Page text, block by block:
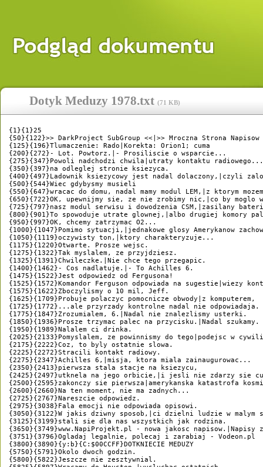
Dotyk Meduzy 1978.txt (71 KB)
{1}{1}25
{50}{122}>> DarkProject SubGroup <<|>> Mroczna Strona Napisow
{125}{196}Tlumaczenie: Rado|Korekta: Orion1; cuma
{200}{272}- Lot. Powtorz.|- Prosiliscie o wsparcie...
{275}{347}Powoli nadchodzi chwila|utraty kontaktu radiowego...
{350}{397}na odleglej stronie ksiezyca.
{400}{497}Ladownik ksiezycowy jest nadal dolaczony,|czyli
{500}{544}Wiec gdybysmy musieli
{550}{647}wracac do domu, nadal mamy modul LEM,|z ktorym
{650}{722}OK, upewnijmy sie, ze nie zrobimy nic,|co by moglo
{725}{797}nasz modul serwisu i dowodzenia CSM,|zasilany
{800}{901}To spowoduje utrate glownej,|albo drugiej komory
{950}{997}OK, chcemy zatrzymac O2...
{1000}{1047}Pomimo sytuacji,|jednakowe glosy Amerykanow
{1050}{1119}oczywisty ton,|ktory charakteryzuje...
{1175}{1220}Otwarte. Prosze wejsc.
{1275}{1322}Tak myslalem, ze przyjdziesz.
{1325}{1391}Chwileczke.|Nie chce tego przegapic.
{1400}{1462}- Cos nadlatuje.|- To Achilles 6.
{1475}{1522}Jest odpowiedz od Fergusona!
{1525}{1572}Komandor Ferguson odpowiada na sugestie|wiezy
{1575}{1622}Zboczylismy o 10 mil, Jeff.
{1625}{1709}Probuje polaczyc pomocnicze obwody|z komputerem,
{1725}{1772}...ale przyrzady kontrolne nadal nie odpowiadaja.
{1775}{1847}Zrozumialem, 6.|Nadal nie znalezlismy usterki.
{1850}{1936}Prosze trzymac palec na przycisku.|Nadal szukamy.
{1950}{1989}Nalalem ci drinka.
{2025}{2133}Pomyslalem, ze powinnismy do tego|podejsc w
{2175}{2222}Coz, to byly ostatnie slowa.
{2225}{2272}Stracili kontakt radiowy.
{2275}{2347}Achilles 6,|misja, ktora miala zainaugurowac...
{2350}{2413}pierwsza stala stacje na ksiezycu,
{2425}{2497}utknela na jego orbicie,|i jesli nie zdarzy sie
{2500}{2595}zakonczy sie pierwsza|amerykanska katastrofa
{2600}{2660}Na ten moment, nie ma zadnych...
{2725}{2767}Nareszcie odpowiedz.
{2975}{3038}Fala emocji nie odpowiada opisowi.
{3050}{3122}W jakis dziwny sposob,|ci dzielni ludzie w malym
{3125}{3199}stali sie dla nas wszystkich jak rodzina.
{3650}{3749}www.NapiProjekt.pl - nowa jakosc
{3751}{3796}Ogladaj legalnie, polecaj i zarabiaj - Vodeon.pl
{3800}{3890}{y:b}{C:$00CCFF}DOTKNIECIE MEDUZY
{5750}{5791}Okolo dwoch godzin.
{5800}{5822}Jeszcze nie zesztywnial.